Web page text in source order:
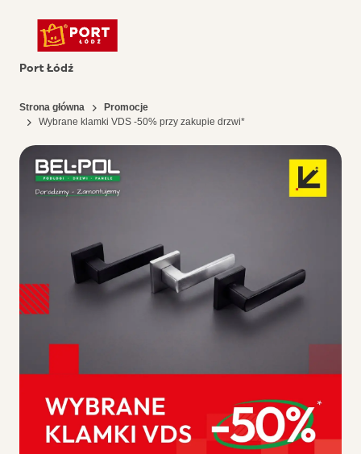
Port Łódź
Strona główna
Promocje
Wybrane klamki VDS -50% przy zakupie drzwi*